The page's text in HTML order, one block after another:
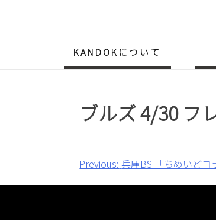
KANDOKについて
ブルズ 4/30 フ
投
稿
Previous: 兵庫BS 「ちめいど